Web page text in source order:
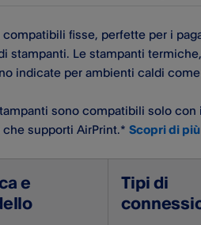
fisse, perfette per i
stampanti. Le stampanti
indicate per ambienti caldi
sono compatibili solo
supporti AirPrint.* Scopri di
e
Tipi di